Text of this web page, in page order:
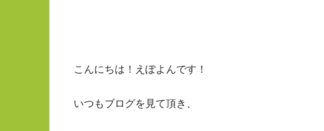
こんにちは！えぽよんです！
いつもブログを見て頂き、